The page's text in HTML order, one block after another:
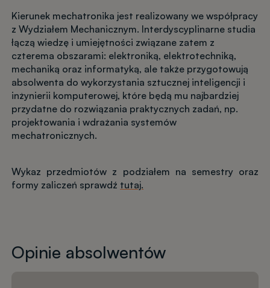
Kierunek mechatronika jest realizowany we współpracy
z Wydziałem Mechanicznym. Interdyscyplinarne studia
łączą wiedzę i umiejętności związane zatem z
czterema obszarami: elektroniką, elektrotechniką,
mechaniką oraz informatyką, ale także przygotowują
absolwenta do wykorzystania sztucznej inteligencji i
inżynierii komputerowej, które będą mu najbardziej
przydatne do rozwiązania praktycznych zadań, np.
projektowania i wdrażania systemów
mechatronicznych.
Wykaz przedmiotów z podziałem na semestry oraz
formy zaliczeń sprawdź tutaj.
Opinie absolwentów